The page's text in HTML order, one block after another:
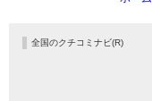
全国のクチコミナビ(R)